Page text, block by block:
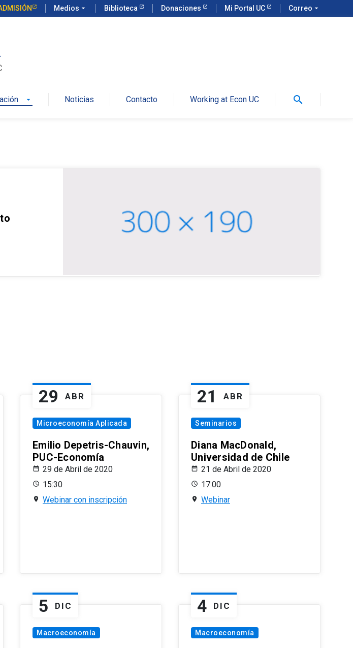
Medios arrow_drop_down Biblioteca Donaciones Mi Portal UC Correo arrow_drop_down
arrow_drop_down Noticias Contacto Working at Econ UC search
29 ABR
Microeconomía Aplicada
Emilio Depetris-Chauvin,
PUC-Economía
29 de Abril de 2020
15:30
Webinar con inscripción
21 ABR
Seminarios
Diana MacDonald,
Universidad de Chile
21 de Abril de 2020
17:00
Webinar
5 DIC
Macroeconomía
4 DIC
Macroeconomía